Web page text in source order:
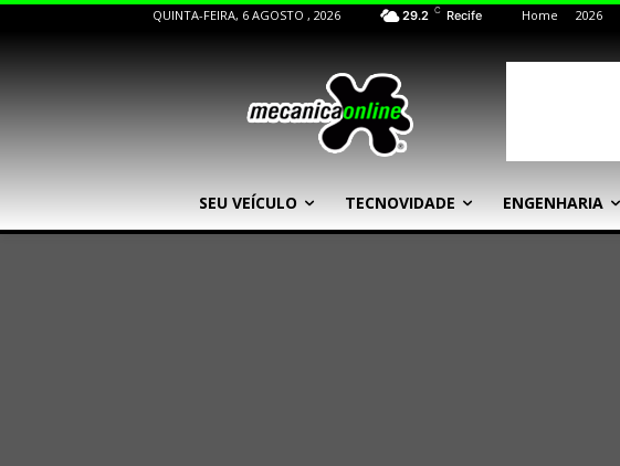
QUINTA-FEIRA, 6 AGOSTO , 2026 29.2 C Recife Home 2026
SEU VEÍCULO TECNOVIDADE ENGENHARIA